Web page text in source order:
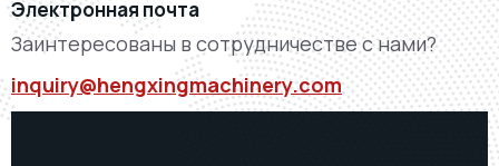
Электронная почта
Заинтересованы в сотрудничестве с нами?
inquiry@hengxingmachinery.com